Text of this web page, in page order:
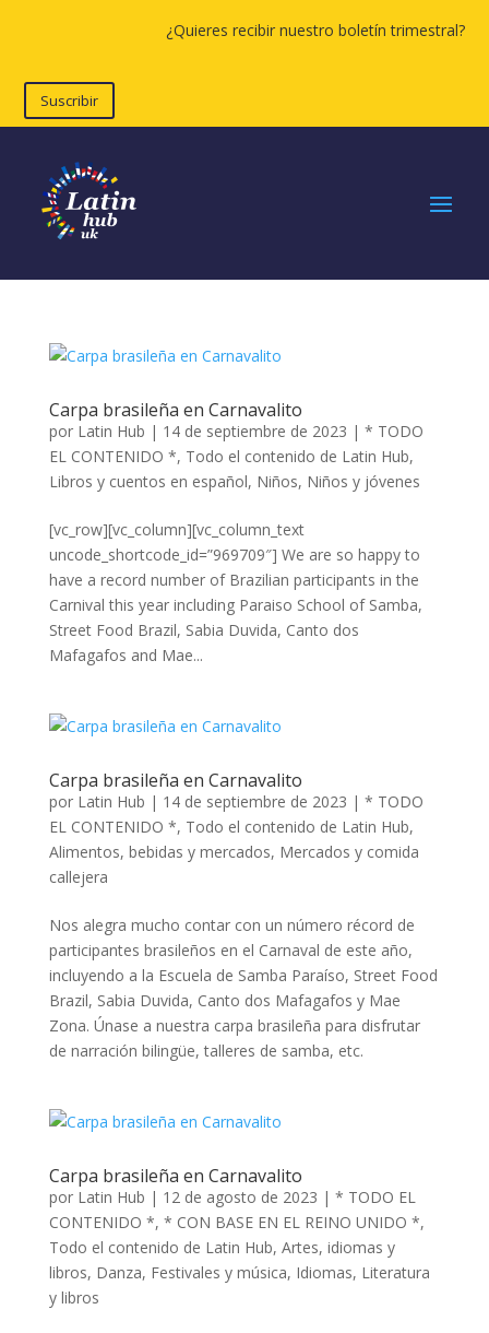
¿Quieres recibir nuestro boletín trimestral?
Suscribir
Carpa brasileña en Carnavalito
por Latin Hub | 14 de septiembre de 2023 | * TODO
EL CONTENIDO *, Todo el contenido de Latin Hub,
Libros y cuentos en español, Niños, Niños y jóvenes
[vc_row][vc_column][vc_column_text
uncode_shortcode_id=”969709″] We are so happy to
have a record number of Brazilian participants in the
Carnival this year including Paraiso School of Samba,
Street Food Brazil, Sabia Duvida, Canto dos
Mafagafos and Mae...
Carpa brasileña en Carnavalito
por Latin Hub | 14 de septiembre de 2023 | * TODO
EL CONTENIDO *, Todo el contenido de Latin Hub,
Alimentos, bebidas y mercados, Mercados y comida
callejera
Nos alegra mucho contar con un número récord de
participantes brasileños en el Carnaval de este año,
incluyendo a la Escuela de Samba Paraíso, Street Food
Brazil, Sabia Duvida, Canto dos Mafagafos y Mae
Zona. Únase a nuestra carpa brasileña para disfrutar
de narración bilingüe, talleres de samba, etc.
Carpa brasileña en Carnavalito
por Latin Hub | 12 de agosto de 2023 | * TODO EL
CONTENIDO *, * CON BASE EN EL REINO UNIDO *,
Todo el contenido de Latin Hub, Artes, idiomas y
libros, Danza, Festivales y música, Idiomas, Literatura
y libros